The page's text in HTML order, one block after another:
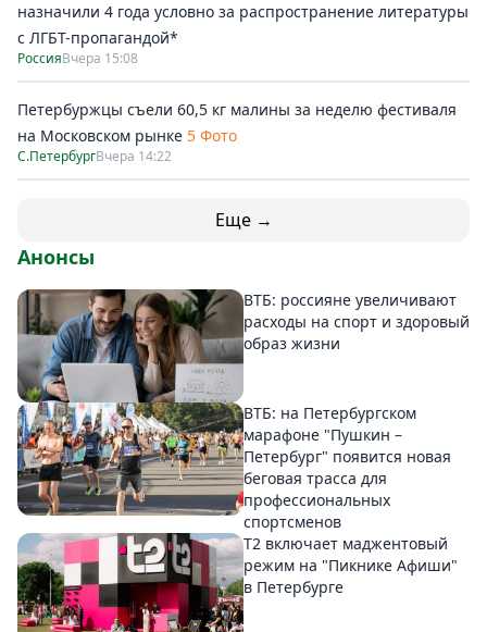
назначили 4 года условно за распространение литературы
с ЛГБТ-пропагандой*
РоссияВчера 15:08
Петербуржцы съели 60,5 кг малины за неделю фестиваля
на Московском рынке 5 Фото
С.ПетербургВчера 14:22
Еще →
Анонсы
ВТБ: россияне увеличивают
расходы на спорт и здоровый
образ жизни
ВТБ: на Петербургском
марафоне "Пушкин –
Петербург" появится новая
беговая трасса для
профессиональных
спортсменов
Т2 включает маджентовый
режим на "Пикнике Афиши"
в Петербурге